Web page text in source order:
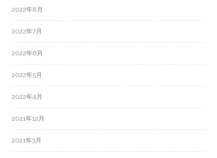
2022年8月
2022年7月
2022年6月
2022年5月
2022年4月
2021年12月
2021年3月